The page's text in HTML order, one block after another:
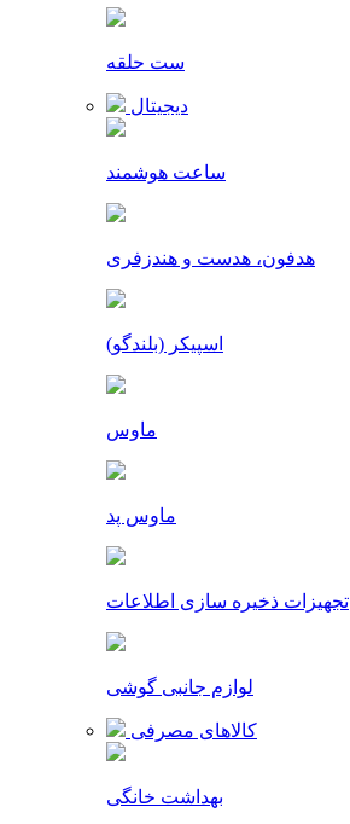
ست حلقه
دیجیتال
ساعت هوشمند
هدفون، هدست و هندزفری
اسپیکر (بلندگو)
ماوس
ماوس پد
تجهیزات ذخیره سازی اطلاعات
لوازم جانبی گوشی
کالاهای مصرفی
بهداشت خانگی